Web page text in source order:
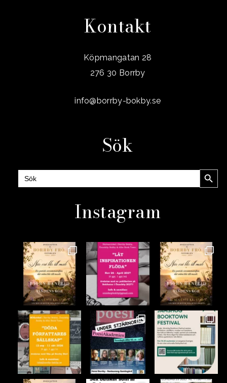
Kontakt
Köpmangatan 28
276 30 Borrby
info@borrby-bokby.se
Sök
Sök
efter:
Instagram